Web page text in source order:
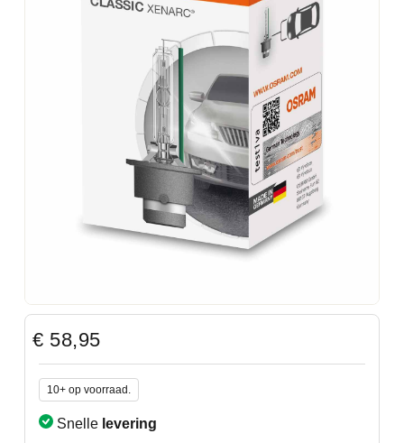
€ 58,95
10+ op voorraad.
Snelle levering